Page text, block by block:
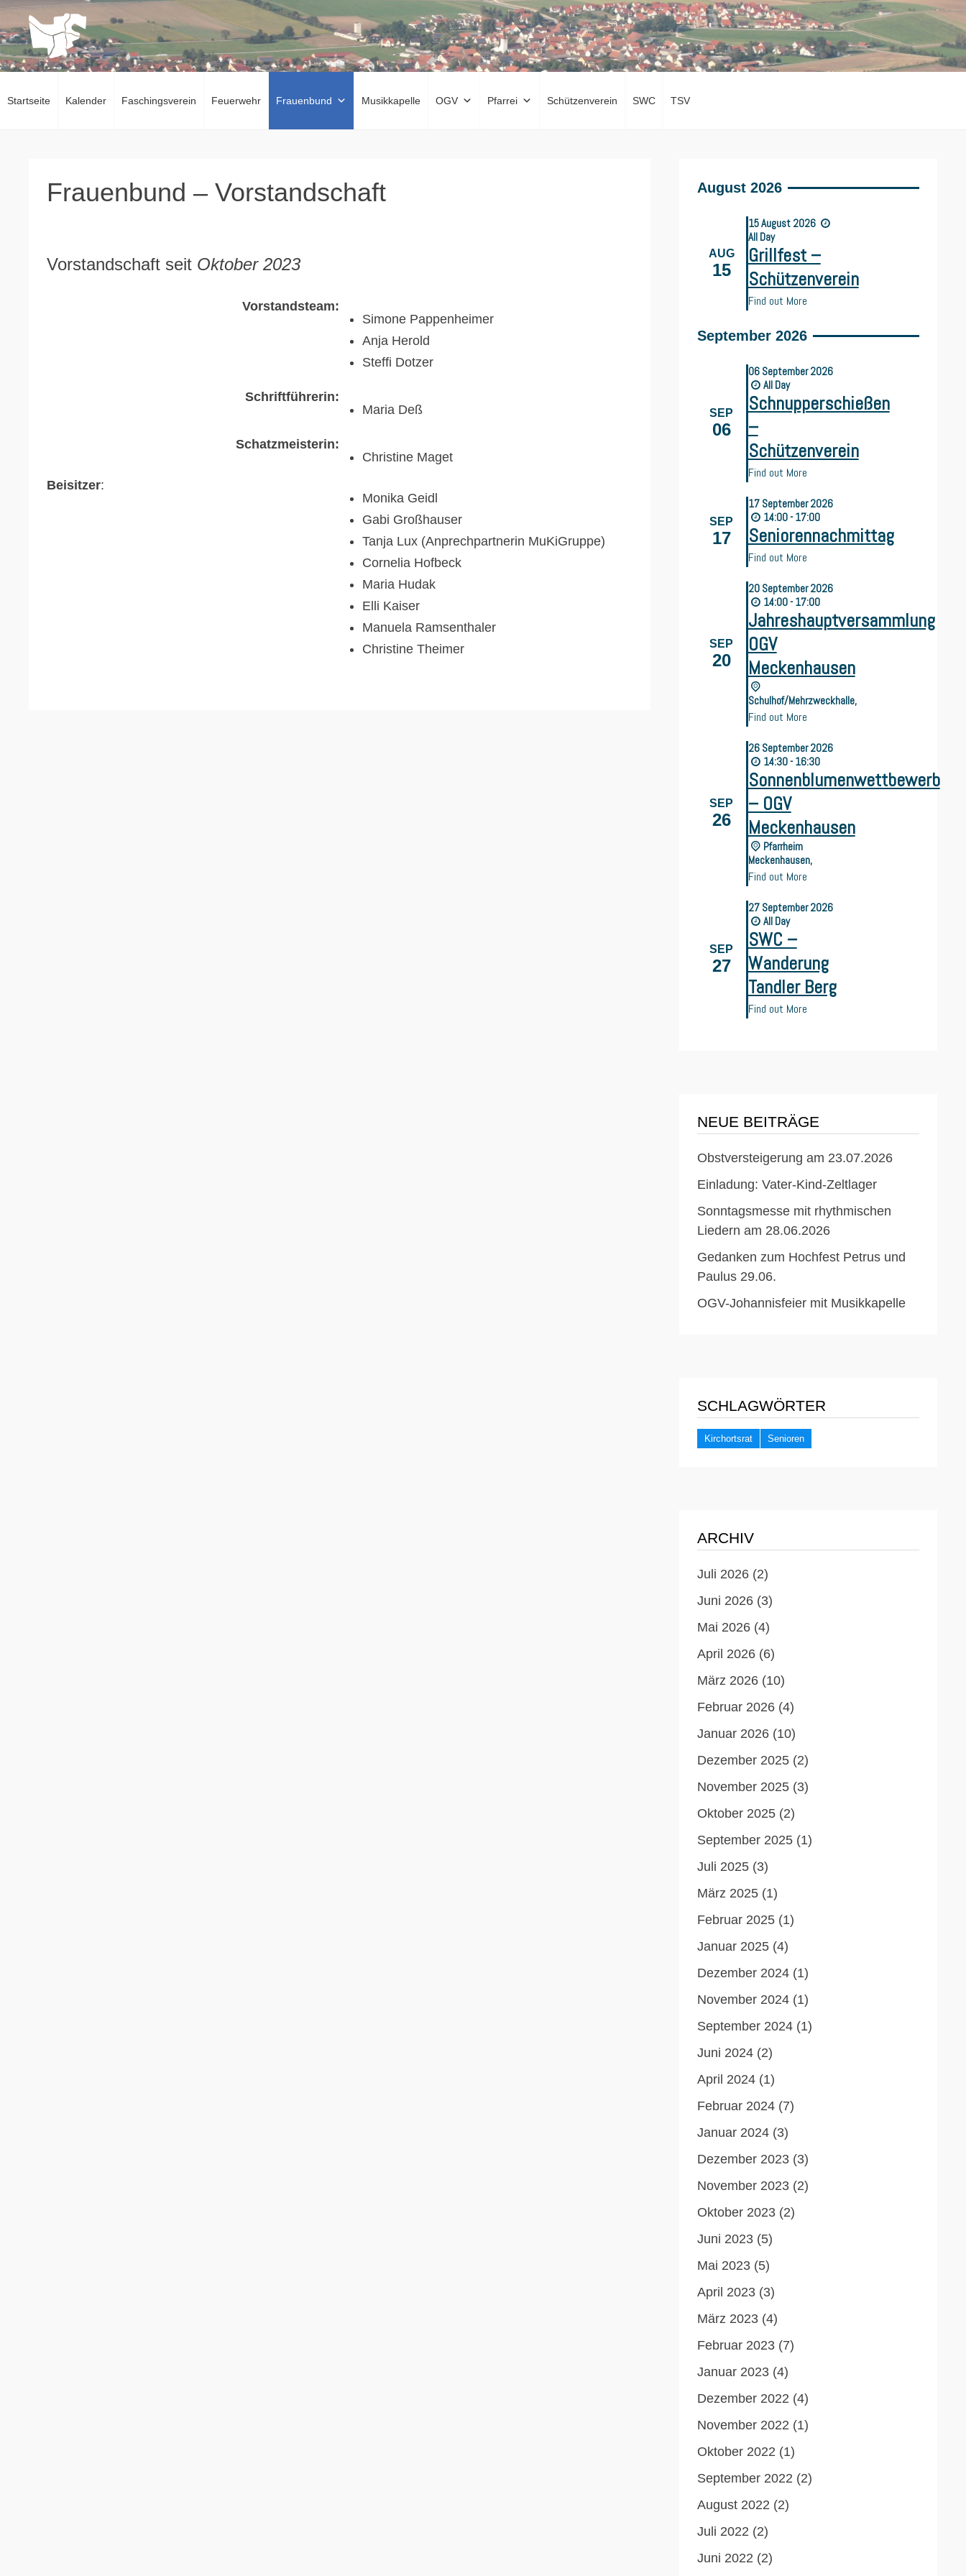
Zum
Inhalt
springen
Startseite Kalender Faschingsverein Feuerwehr Frauenbund Musikkapelle OGV Pfarrei Schützenverein SWC TSV
Frauenbund – Vorstandschaft
Vorstandschaft seit Oktober 2023
Vorstandsteam:
Simone Pappenheimer
Anja Herold
Steffi Dotzer
Schriftführerin:
Maria Deß
Schatzmeisterin:
Beisitzer:
Christine Maget
Monika Geidl
Gabi Großhauser
Tanja Lux (Anprechpartnerin MuKiGruppe)
Cornelia Hofbeck
Maria Hudak
Elli Kaiser
Manuela Ramsenthaler
Christine Theimer
August 2026
AUG
15
15August 2026
All Day
Grillfest –
Schützenverein
Find out More
September 2026
SEP
06
06 September2026
All Day
Schnupperschießen
–
Schützenverein
Find out More
SEP
17
17 September2026
14:00 - 17:00
Seniorennachmittag
Find out More
SEP
20
20 September2026
14:00 - 17:00
Jahreshauptversammlung
OGV
Meckenhausen
Schulhof/Mehrzweckhalle,
Find out More
SEP
26
26 September2026
14:30 - 16:30
Sonnenblumenwettbewerb
– OGV
Meckenhausen
Pfarrheim
Meckenhausen,
Find out More
SEP
27
27 September2026
All Day
SWC –
Wanderung
Tandler Berg
Find out More
NEUE BEITRÄGE
Obstversteigerung am 23.07.2026
Einladung: Vater-Kind-Zeltlager
Sonntagsmesse mit rhythmischen
Liedern am 28.06.2026
Gedanken zum Hochfest Petrus und
Paulus 29.06.
OGV-Johannisfeier mit Musikkapelle
SCHLAGWÖRTER
Kirchortsrat Senioren
ARCHIV
Juli 2026(2)
Juni 2026(3)
Mai 2026(4)
April 2026(6)
März 2026(10)
Februar 2026(4)
Januar 2026(10)
Dezember 2025(2)
November 2025(3)
Oktober 2025(2)
September 2025(1)
Juli 2025(3)
März 2025(1)
Februar 2025(1)
Januar 2025(4)
Dezember 2024(1)
November 2024(1)
September 2024(1)
Juni 2024(2)
April 2024(1)
Februar 2024(7)
Januar 2024(3)
Dezember 2023(3)
November 2023(2)
Oktober 2023(2)
Juni 2023(5)
Mai 2023(5)
April 2023(3)
März 2023(4)
Februar 2023(7)
Januar 2023(4)
Dezember 2022 (4)
November 2022 (1)
Oktober 2022 (1)
September 2022 (2)
August 2022 (2)
Juli 2022 (2)
Juni 2022 (2)